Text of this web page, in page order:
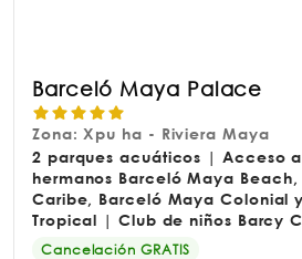
Barceló Maya Palace
Zona: Xpu ha - Riviera Maya
2 parques acuáticos | Acceso
hermanos Barceló Maya
Caribe, Barceló Maya Colonial
Tropical | Club de niños Barcy
Cancelación GRATIS